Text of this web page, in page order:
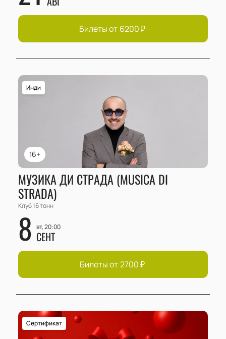
Билеты от 6200₽
16+
Инди
МУЗИКА ДИ СТРАДА (MUSICA DI
STRADA)
Клуб 16 тонн
8 вт, 20:00
СЕНТ
Билеты от 2700₽
Сертификат